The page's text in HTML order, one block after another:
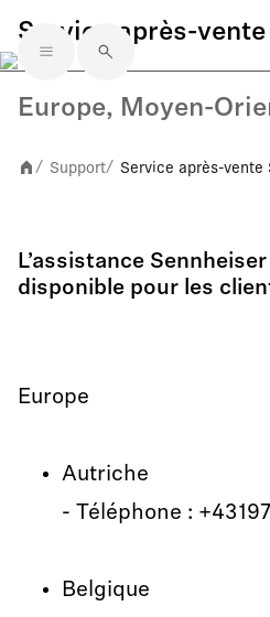
Skip to main content
Service après-
Europe, Moyen-
/ Support/ Service après-vente
L’assistance
disponible pour les
Europe
Autriche
- Téléphone :
Belgique